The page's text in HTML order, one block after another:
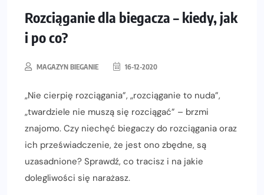
Rozciąganie dla biegacza – kiedy, jak
i po co?
MAGAZYN BIEGANIE 16-12-2020
„Nie cierpię rozciągania”, „rozciąganie to nuda”,
„twardziele nie muszą się rozciągać” – brzmi
znajomo. Czy niechęć biegaczy do rozciągania oraz
ich przeświadczenie, że jest ono zbędne, są
uzasadnione? Sprawdź, co tracisz i na jakie
dolegliwości się narażasz.